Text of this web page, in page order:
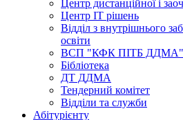
Центр дистанційної і
Центр ІТ рішень
Відділ з внутрішнього
освіти
ВСП "КФК ПІТБ ДДМА"
Бібліотека
ДТ ДДМА
Тендерний комітет
Відділи та служби
Абітурієнту